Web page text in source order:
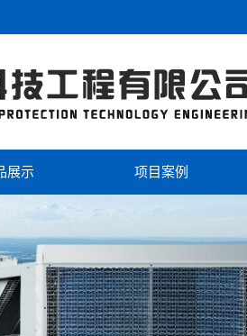
展示
的
克兹
热泵
项目案例
视频中心